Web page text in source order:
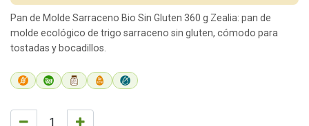
Pan de Molde Sarraceno Bio Sin Gluten 360 g Zealia: pan de
molde ecológico de trigo sarraceno sin gluten, cómodo para
tostadas y bocadillos.